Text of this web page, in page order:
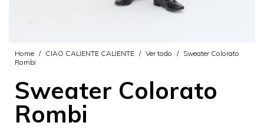
Home / CIAO CALIENTE CALIENTE / Ver todo / Sweater Colorato
Rombi
Sweater Colorato
Rombi